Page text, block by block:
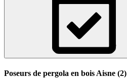
Poseurs de pergola en bois Aisne (2)